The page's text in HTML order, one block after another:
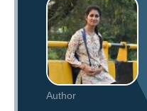
Author